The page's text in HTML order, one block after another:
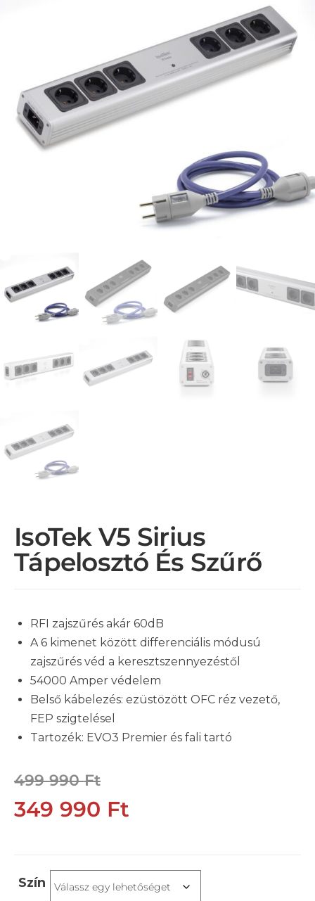
IsoTek V5 Sirius
Tápelosztó És Szűrő
RFI zajszűrés akár 60dB
A 6 kimenet között differenciális módusú
zajszűrés véd a keresztszennyezéstől
54000 Amper védelem
Belső kábelezés: ezüstözött OFC réz vezető,
FEP szigtelésel
Tartozék: EVO3 Premier és fali tartó
499 990Ft
349 990 Ft
Szín